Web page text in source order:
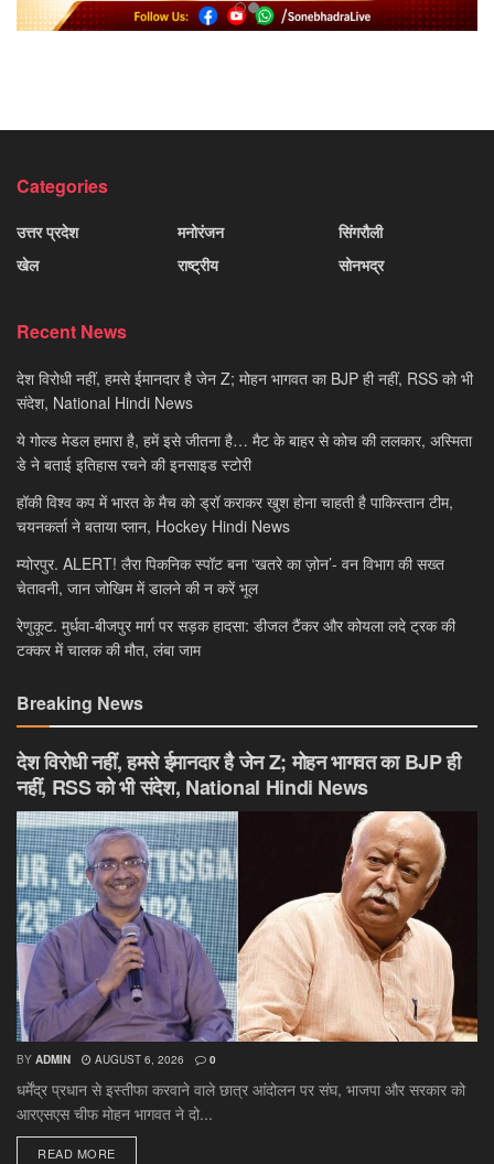
Categories
उत्तर प्रदेश
खेल
मनोरंजन
राष्ट्रीय
सिंगरौली
सोनभद्र
Recent News
देश विरोधी नहीं, हमसे ईमानदार है जेन Z; मोहन भागवत का BJP ही नहीं, RSS को भी
संदेश, National Hindi News
ये गोल्ड मेडल हमारा है, हमें इसे जीतना है… मैट के बाहर से कोच की ललकार, अस्मिता
डे ने बताई इतिहास रचने की इनसाइड स्टोरी
हॉकी विश्व कप में भारत के मैच को ड्रॉ कराकर खुश होना चाहती है पाकिस्तान टीम,
चयनकर्ता ने बताया प्लान, Hockey Hindi News
म्योरपुर. ALERT! लैरा पिकनिक स्पॉट बना ‘खतरे का ज़ोन’- वन विभाग की सख्त
चेतावनी, जान जोखिम में डालने की न करें भूल
रेणुकूट. मुर्धवा-बीजपुर मार्ग पर सड़क हादसा: डीजल टैंकर और कोयला लदे ट्रक की
टक्कर में चालक की मौत, लंबा जाम
Breaking News
देश विरोधी नहीं, हमसे ईमानदार है जेन Z; मोहन भागवत का BJP ही
नहीं, RSS को भी संदेश, National Hindi News
BY ADMIN AUGUST 6, 2026 0
धर्मेंद्र प्रधान से इस्तीफा करवाने वाले छात्र आंदोलन पर संघ, भाजपा और सरकार को
आरएसएस चीफ मोहन भागवत ने दो...
READ MOREDETAILS